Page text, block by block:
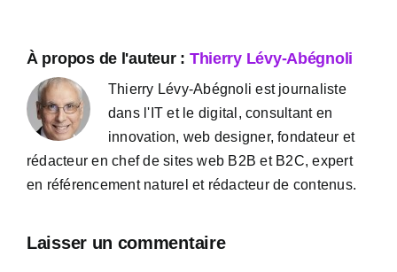
À propos de l'auteur : Thierry Lévy-Abégnoli
Thierry Lévy-Abégnoli est journaliste
dans l'IT et le digital, consultant en
innovation, web designer, fondateur et
rédacteur en chef de sites web B2B et B2C, expert
en référencement naturel et rédacteur de contenus.
Laisser un commentaire